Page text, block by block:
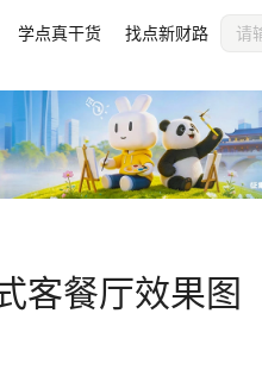
学点真干货 找点新财路
客餐厅效果图